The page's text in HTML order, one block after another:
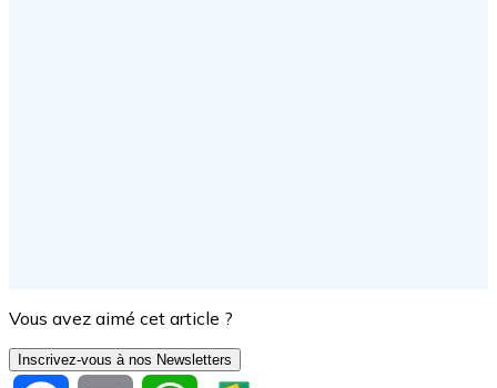
Vous avez aimé cet article ?
Inscrivez-vous à nos Newsletters